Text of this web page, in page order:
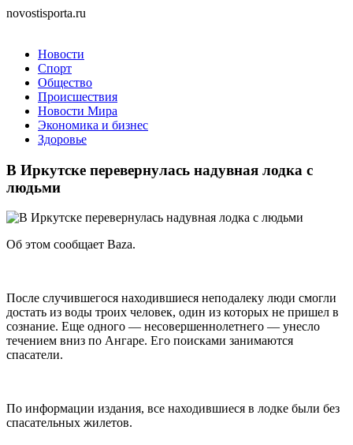
novostisporta.ru
Новости
Спорт
Общество
Происшествия
Новости Мира
Экономика и бизнес
Здоровье
В Иркутске перевернулась надувная лодка с
людьми
Об этом сообщает Baza.
После случившегося находившиеся неподалеку люди смогли
достать из воды троих человек, один из которых не пришел в
сознание. Еще одного — несовершеннолетнего — унесло
течением вниз по Ангаре. Его поисками занимаются
спасатели.
По информации издания, все находившиеся в лодке были без
спасательных жилетов.